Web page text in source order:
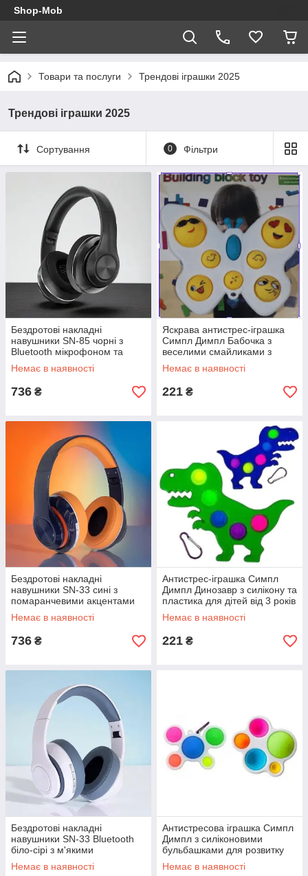
Shop-Mob
Товари та послуги Трендові іграшки 2025
Трендові іграшки 2025
Сортування 0 Фільтри
Бездротові накладні
навушники SN-85 чорні з
Bluetooth мікрофоном та
м'якими амбушурами для
комфортного використання
Немає в наявності
736 ₴
Яскрава антистрес-іграшка
Симпл Димпл Бабочка з
веселими смайликами з
безпечного силікону для
дітей та дорослих
Немає в наявності
221 ₴
Бездротові накладні
навушники SN-33 сині з
помаранчевими акцентами
Bluetooth з м'якими
амбушурами для
комфортного використання
Немає в наявності
736 ₴
Антистрес-іграшка Симпл
Димпл Динозавр з силікону та
пластика для дітей від 3 років
яскрава і легка
Немає в наявності
221 ₴
Бездротові накладні
навушники SN-33 Bluetooth
біло-сірі з м'якими
амбушурами для
комфортного
Немає в наявності
Антистресова іграшка Симпл
Димпл з силіконовими
бульбашками для розвитку
моторики для дітей та
дорослих
Немає в наявності